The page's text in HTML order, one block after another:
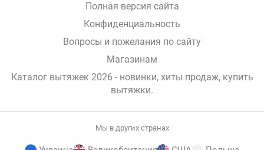
Полная версия сайта
Конфиденциальность
Вопросы и пожелания по сайту
Магазинам
Каталог вытяжек 2026 - новинки, хиты продаж, купить
вытяжки.
Мы в других странах